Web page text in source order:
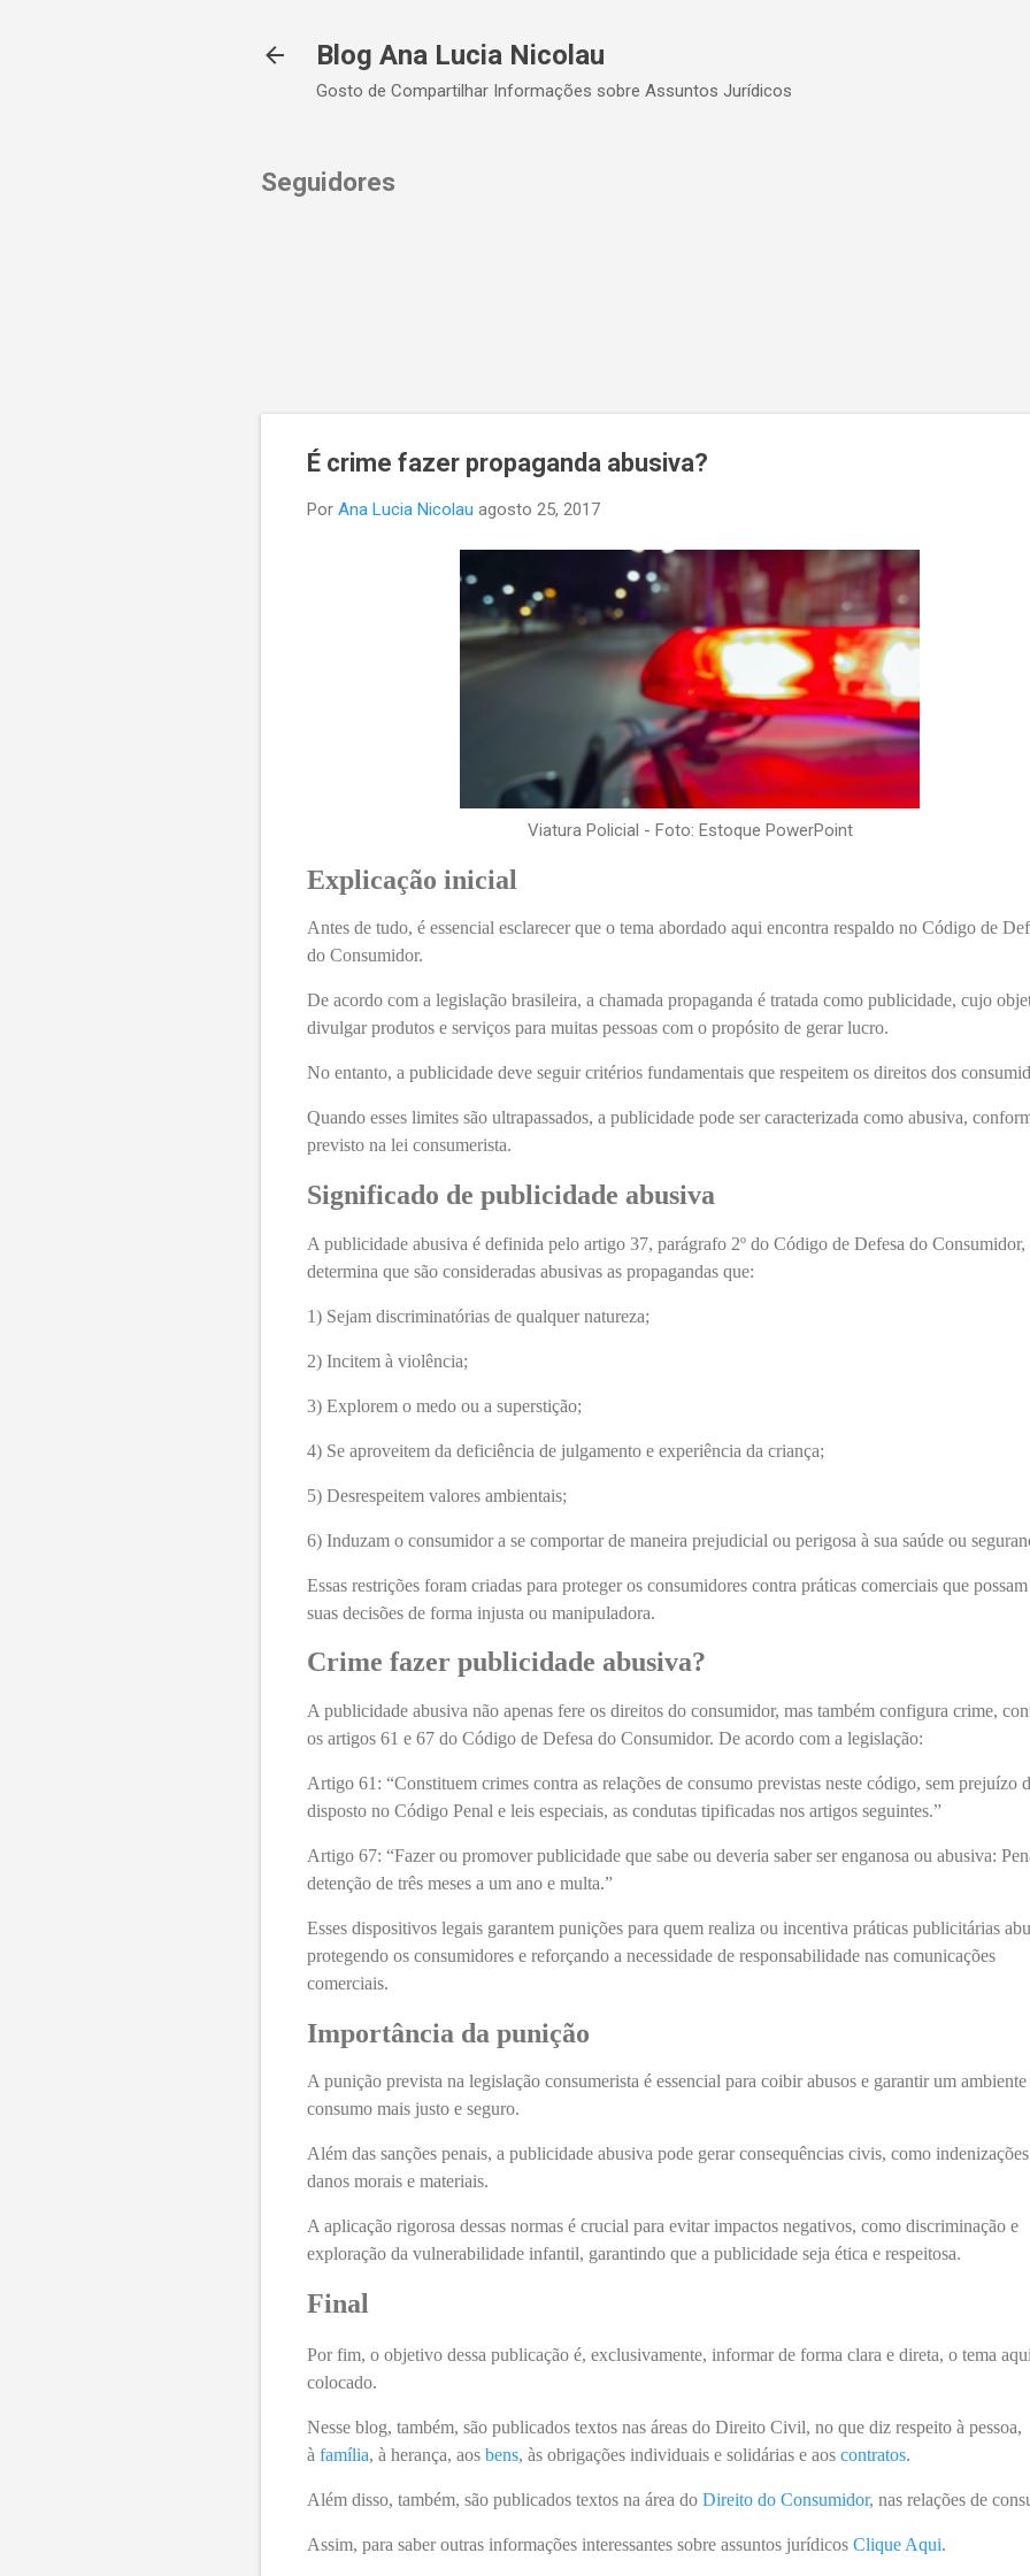
Blog Ana Lucia Nicolau
Gosto de Compartilhar Informações sobre Assuntos Jurídicos
Seguidores
É crime fazer propaganda abusiva?
Por Ana Lucia Nicolau agosto 25, 2017
Viatura Policial - Foto: Estoque PowerPoint
Explicação inicial
Antes de tudo, é essencial esclarecer que o tema abordado aqui encontra respaldo no Código de
do Consumidor.
De acordo com a legislação brasileira, a chamada propaganda é tratada como publicidade, cujo
divulgar produtos e serviços para muitas pessoas com o propósito de gerar lucro.
No entanto, a publicidade deve seguir critérios fundamentais que respeitem os direitos dos
Quando esses limites são ultrapassados, a publicidade pode ser caracterizada como abusiva,
previsto na lei consumerista.
Significado de publicidade abusiva
A publicidade abusiva é definida pelo artigo 37, parágrafo 2º do Código de Defesa do Consumidor,
determina que são consideradas abusivas as propagandas que:
1) Sejam discriminatórias de qualquer natureza;
2) Incitem à violência;
3) Explorem o medo ou a superstição;
4) Se aproveitem da deficiência de julgamento e experiência da criança;
5) Desrespeitem valores ambientais;
6) Induzam o consumidor a se comportar de maneira prejudicial ou perigosa à sua saúde ou
Essas restrições foram criadas para proteger os consumidores contra práticas comerciais que
suas decisões de forma injusta ou manipuladora.
Crime fazer publicidade abusiva?
A publicidade abusiva não apenas fere os direitos do consumidor, mas também configura crime,
os artigos 61 e 67 do Código de Defesa do Consumidor. De acordo com a legislação:
Artigo 61: “Constituem crimes contra as relações de consumo previstas neste código, sem prejuízo
disposto no Código Penal e leis especiais, as condutas tipificadas nos artigos seguintes.”
Artigo 67: “Fazer ou promover publicidade que sabe ou deveria saber ser enganosa ou abusiva:
detenção de três meses a um ano e multa.”
Esses dispositivos legais garantem punições para quem realiza ou incentiva práticas publicitárias
protegendo os consumidores e reforçando a necessidade de responsabilidade nas comunicações
comerciais.
Importância da punição
A punição prevista na legislação consumerista é essencial para coibir abusos e garantir um ambiente
consumo mais justo e seguro.
Além das sanções penais, a publicidade abusiva pode gerar consequências civis, como
danos morais e materiais.
A aplicação rigorosa dessas normas é crucial para evitar impactos negativos, como discriminação e
exploração da vulnerabilidade infantil, garantindo que a publicidade seja ética e respeitosa.
Final
Por fim, o objetivo dessa publicação é, exclusivamente, informar de forma clara e direta, o tema aqui
colocado.
Nesse blog, também, são publicados textos nas áreas do Direito Civil, no que diz respeito à pessoa,
à família, à herança, aos bens, às obrigações individuais e solidárias e aos contratos.
Além disso, também, são publicados textos na área do Direito do Consumidor, nas relações de
Assim, para saber outras informações interessantes sobre assuntos jurídicos Clique Aqui.